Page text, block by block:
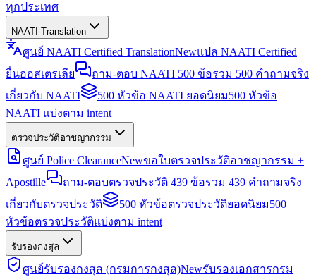
ทุกประเทศ
NAATI Translation
ศูนย์ NAATI Certified TranslationNewแปล NAATI Certified
ยื่นออสเตรเลีย
ถาม-ตอบ NAATI 500 ข้อรวม 500 คำถามจริง
เกี่ยวกับ NAATI
500 หัวข้อ NAATI ยอดนิยม500 หัวข้อ
NAATI แบ่งตาม intent
ตรวจประวัติอาชญากรรม
ศูนย์ Police ClearanceNewขอใบตรวจประวัติอาชญากรรม +
Apostille
ถาม-ตอบตรวจประวัติ 439 ข้อรวม 439 คำถามจริง
เกี่ยวกับตรวจประวัติ
500 หัวข้อตรวจประวัติยอดนิยม500
หัวข้อตรวจประวัติแบ่งตาม intent
รับรองกงสุล
ศูนย์รับรองกงสุล (กรมการกงสุล)Newรับรองเอกสารกรม